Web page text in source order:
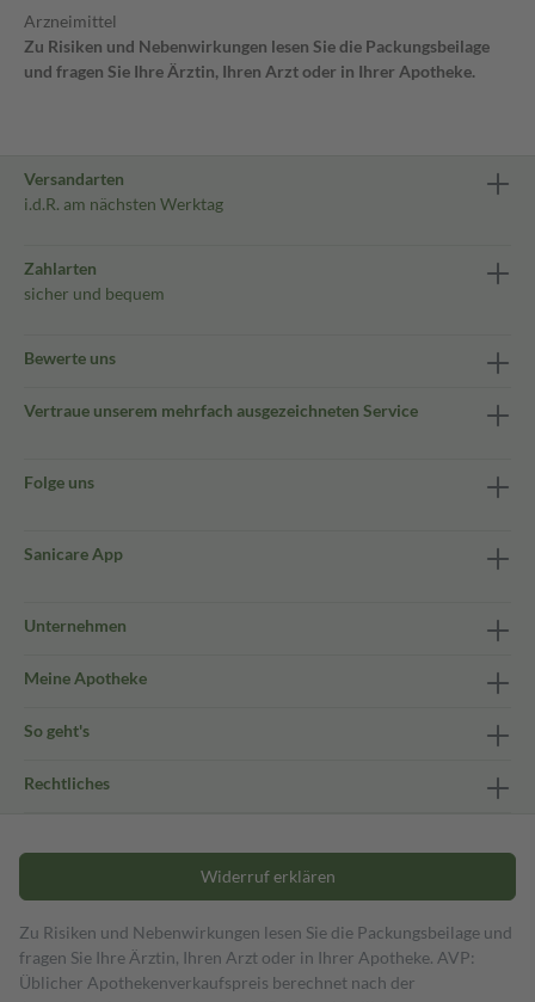
Arzneimittel
Zu Risiken und Nebenwirkungen lesen Sie die Packungsbeilage
und fragen Sie Ihre Ärztin, Ihren Arzt oder in Ihrer Apotheke.
Versandarten
i.d.R. am nächsten Werktag
Zahlarten
sicher und bequem
Bewerte uns
Vertraue unserem mehrfach ausgezeichneten Service
Folge uns
Sanicare App
Unternehmen
Meine Apotheke
So geht's
Rechtliches
Widerruf erklären
Zu Risiken und Nebenwirkungen lesen Sie die Packungsbeilage und
fragen Sie Ihre Ärztin, Ihren Arzt oder in Ihrer Apotheke. AVP:
Üblicher Apothekenverkaufspreis berechnet nach der